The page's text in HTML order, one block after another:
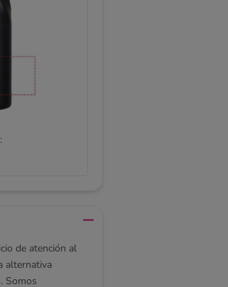
de atención al
alternativa
Somos